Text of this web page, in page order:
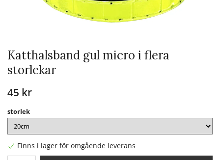
Katthalsband gul micro i flera
storlekar
45 kr
storlek
Finns i lager för omgående leverans